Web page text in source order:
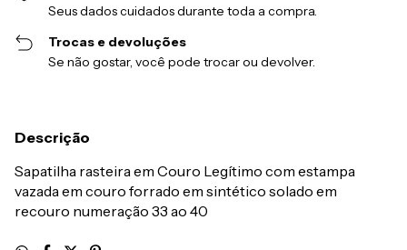
Seus dados cuidados durante toda a compra.
Trocas e devoluções
Se não gostar, você pode trocar ou devolver.
Descrição
Sapatilha rasteira em Couro Legítimo com estampa
vazada em couro forrado em sintético solado em
recouro numeração 33 ao 40